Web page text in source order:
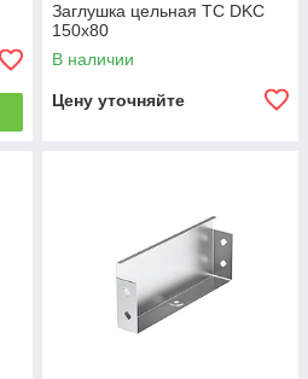
Заглушка цельная ТС DKC
150х80
В наличии
Цену уточняйте